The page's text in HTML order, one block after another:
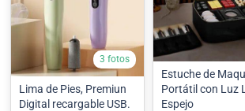
3 fotos
Lima de Pies, Premiun
Digital recargable USB.
Estuche de
Portátil con Luz
Espejo